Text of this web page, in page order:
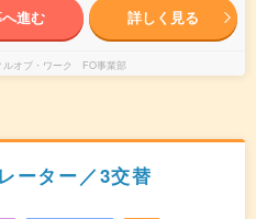
進む 詳しく見る
ルオブ・ワーク FO事業部
ーター／3交替